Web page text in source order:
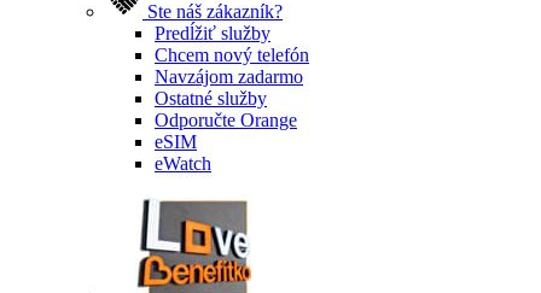
Ste náš zákazník?
Predĺžiť služby
Chcem nový telefón
Navzájom zadarmo
Ostatné služby
Odporučte Orange
eSIM
eWatch